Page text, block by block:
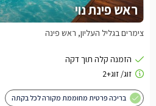
ראש פינת נוי
צימרים בגליל העליון, ראש פינה
בריכה פרטית מחוממת מקורה לכל בקתה